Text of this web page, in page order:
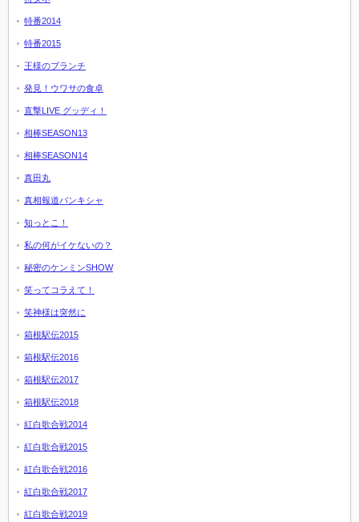
特番2014
特番2015
王様のブランチ
発見！ウワサの食卓
直撃LIVE グッディ！
相棒SEASON13
相棒SEASON14
真田丸
真相報道バンキシャ
知っとこ！
私の何がイケないの？
秘密のケンミンSHOW
笑ってコラえて！
笑神様は突然に
箱根駅伝2015
箱根駅伝2016
箱根駅伝2017
箱根駅伝2018
紅白歌合戦2014
紅白歌合戦2015
紅白歌合戦2016
紅白歌合戦2017
紅白歌合戦2019